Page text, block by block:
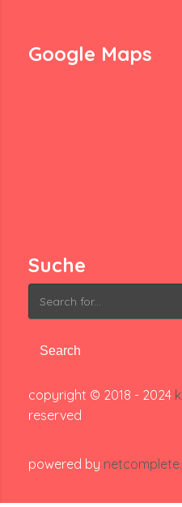
Google Maps
Suche
Search
for:
copyright © 2018 - 2024
reserved
powered by